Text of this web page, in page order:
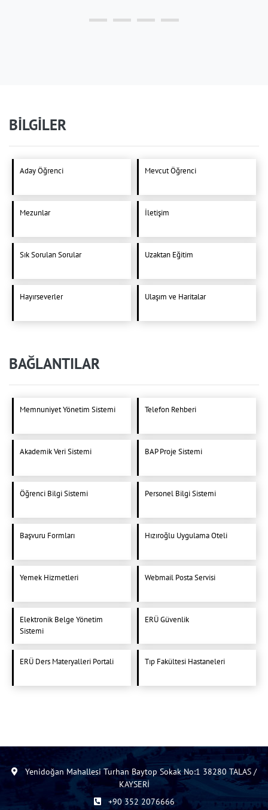
BİLGİLER
Aday Öğrenci Mevcut Öğrenci
Mezunlar İletişim
Sık Sorulan Sorular Uzaktan Eğitim
Hayırseverler Ulaşım ve Haritalar
BAĞLANTILAR
Memnuniyet Yönetim Sistemi Telefon Rehberi
Akademik Veri Sistemi BAP Proje Sistemi
Öğrenci Bilgi Sistemi Personel Bilgi Sistemi
Başvuru Formları Hızıroğlu Uygulama Oteli
Yemek Hizmetleri Webmail Posta Servisi
Elektronik Belge Yönetim
Sistemi
ERÜ Güvenlik
ERÜ Ders Materyalleri Portali Tıp Fakültesi Hastaneleri
Yenidoğan Mahallesi Turhan Baytop Sokak No:1 38280 TALAS /
KAYSERİ
+90 352 2076666